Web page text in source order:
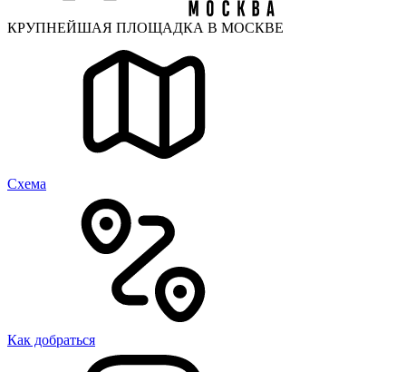
КРУПНЕЙШАЯ ПЛОЩАДКА В МОСКВЕ
Cхема
Как добраться